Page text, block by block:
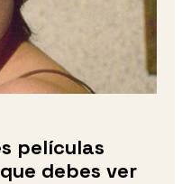
películas
debes ver